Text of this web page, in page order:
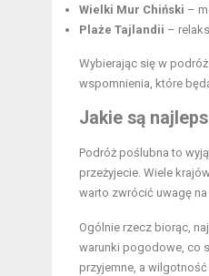
Wielki Mur Chiński –
Plaże Tajlandii –
Wybierając się w
wspomnienia, które
Jakie są
Podróż poślubna to
przeżyjecie. Wiele
warto zwrócić uwagę
Ogólnie rzecz biorąc,
warunki pogodowe, co
przyjemne, a